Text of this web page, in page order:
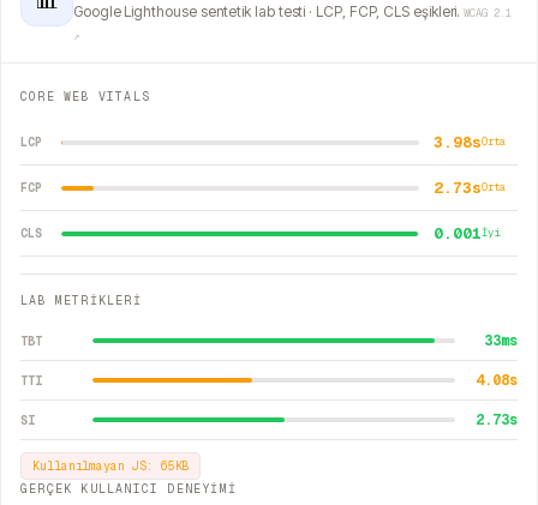
Google Lighthouse sentetik lab testi · LCP, FCP, CLS eşikleri. WCAG 2.1
↗
CORE WEB VITALS
LCP 3.98sOrta
FCP 2.73sOrta
CLS 0.001İyi
LAB METRİKLERİ
TBT 33ms
TTI 4.08s
SI 2.73s
Kullanılmayan JS: 65KB
GERÇEK KULLANICI DENEYİMİ